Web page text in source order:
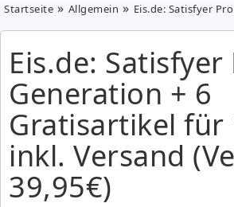
Startseite Allgemein Eis.de: Satisfyer Pro 2. Generation + 6 Gratisartikel für 15,96€
Eis.de: Satisfyer
Generation + 6
Gratisartikel für
inkl. Versand
39,95€)